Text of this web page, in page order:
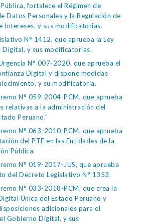
fortalece el Régimen de
Datos Personales y la Regulación de
Intereses, y sus modificatorias.
N° 1412, que aprueba la Ley
Digital, y sus modificatorias.
N° 007-2020, que aprueba el
Digital y dispone medidas
y su modificatoria.
N° 059-2004-PCM, que aprueba
relativas a la administración del
Peruano."
N° 063-2010-PCM, que aprueba
del PTE en las Entidades de la
Pública.
N° 019-2017-JUS, que aprueba
del Decreto Legislativo N° 1353.
N° 033-2018-PCM, que crea la
Única del Estado Peruano y
adicionales para el
Gobierno Digital, y sus